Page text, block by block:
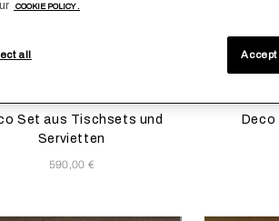
TanWhite
Set aus Tischsets und
Servietten
590,00 €
Deco
COOKIE POLICY .
all